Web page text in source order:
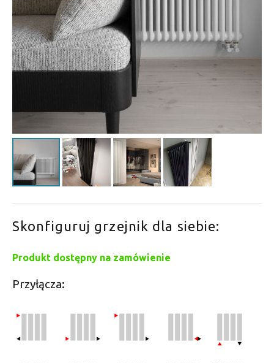
Skonfiguruj grzejnik dla siebie:
Produkt dostępny na zamówienie
Przyłącza: